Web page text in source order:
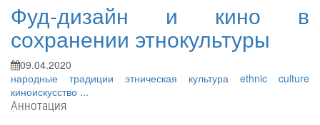
Фуд-дизайн и кино в
сохранении этнокультуры
09.04.2020
народные традиции этническая культура ethnic culture
киноискусство ...
Аннотация